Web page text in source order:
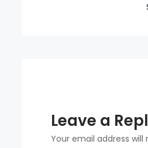
Leave a
Your email address will